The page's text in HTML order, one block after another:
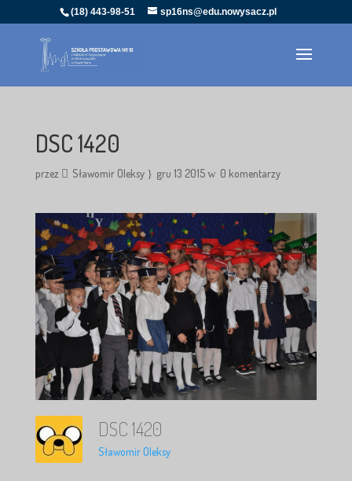
(18) 443-98-51 sp16ns@edu.nowysacz.pl
DSC 1420
przez Sławomir Oleksy gru 13 2015 0 komentarzy
DSC 1420
Sławomir Oleksy